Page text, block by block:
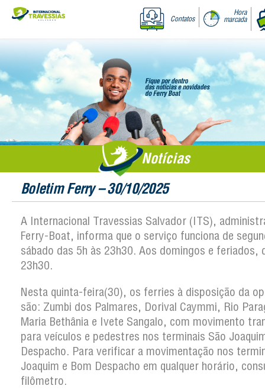
Contatos
Hora
marcada
Notícias
Boletim Ferry – 30/10/2025
A Internacional Travessias Salvador (ITS),
Ferry-Boat, informa que o serviço funciona de
sábado das 5h às 23h30. Aos domingos e feriados,
23h30.
Nesta quinta-feira(30), os ferries à disposição da
são: Zumbi dos Palmares, Dorival Caymmi, Rio
Maria Bethânia e Ivete Sangalo, com movimento
para veículos e pedestres nos terminais São
Despacho. Para verificar a movimentação nos
Joaquim e Bom Despacho em qualquer horário,
filômetro.